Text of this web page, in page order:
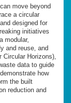
move beyond
a circular
designed for
initiatives
modular,
and reuse, and
Circular Horizons),
data to guide
how
the built
reduction and